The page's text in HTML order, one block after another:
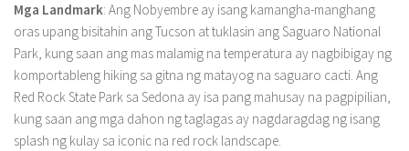
Mga Landmark: Ang Nobyembre ay isang kamangha-manghang
oras upang bisitahin ang Tucson at tuklasin ang Saguaro National
Park, kung saan ang mas malamig na temperatura ay nagbibigay ng
komportableng hiking sa gitna ng matayog na saguaro cacti. Ang
Red Rock State Park sa Sedona ay isa pang mahusay na pagpipilian,
kung saan ang mga dahon ng taglagas ay nagdaragdag ng isang
splash ng kulay sa iconic na red rock landscape.